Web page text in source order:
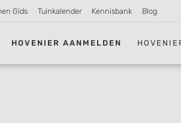
Gids Tuinkalender Kennisbank Blog
HOVENIER AANMELDEN